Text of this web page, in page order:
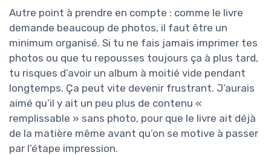
Autre point à prendre en compte : comme le livre
demande beaucoup de photos, il faut être un
minimum organisé. Si tu ne fais jamais imprimer tes
photos ou que tu repousses toujours ça à plus tard,
tu risques d’avoir un album à moitié vide pendant
longtemps. Ça peut vite devenir frustrant. J’aurais
aimé qu’il y ait un peu plus de contenu «
remplissable » sans photo, pour que le livre ait déjà
de la matière même avant qu’on se motive à passer
par l’étape impression.